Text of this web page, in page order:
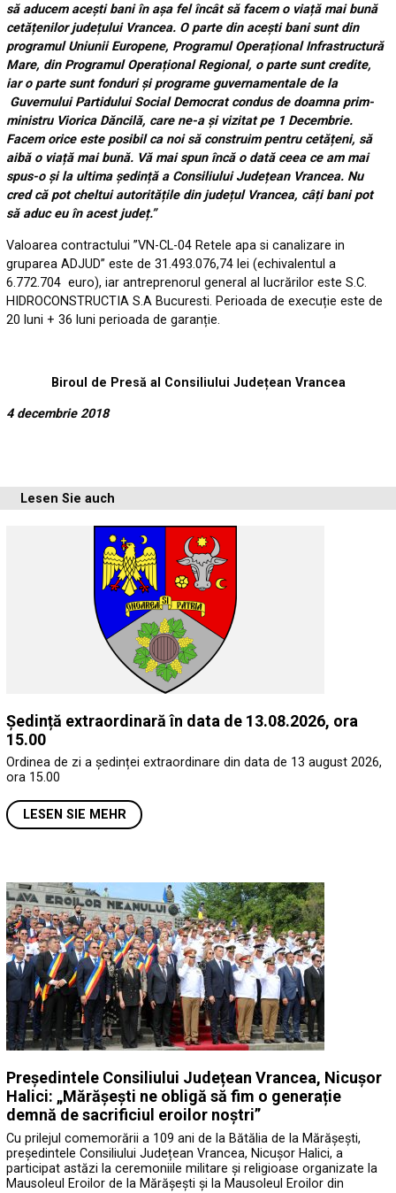
să aducem acești bani în așa fel încât să facem o viață mai bună
cetățenilor județului Vrancea. O parte din acești bani sunt din
programul Uniunii Europene, Programul Operațional Infrastructură
Mare, din Programul Operațional Regional, o parte sunt credite,
iar o parte sunt fonduri și programe guvernamentale de la
Guvernului Partidului Social Democrat condus de doamna prim-
ministru Viorica Dăncilă, care ne-a și vizitat pe 1 Decembrie.
Facem orice este posibil ca noi să construim pentru cetățeni, să
aibă o viață mai bună. Vă mai spun încă o dată ceea ce am mai
spus-o și la ultima ședință a Consiliului Județean Vrancea. Nu
cred că pot cheltui autoritățile din județul Vrancea, câți bani pot
să aduc eu în acest județ.”
Valoarea contractului ”VN-CL-04 Retele apa si canalizare in
gruparea ADJUD” este de 31.493.076,74 lei (echivalentul a
6.772.704 euro), iar antreprenorul general al lucrărilor este S.C.
HIDROCONSTRUCTIA S.A Bucuresti. Perioada de execuție este de
20 luni + 36 luni perioada de garanție.
Biroul de Presă al Consiliului Județean Vrancea
4 decembrie 2018
Lesen Sie auch
Ședință extraordinară în data de 13.08.2026, ora
15.00
Ordinea de zi a ședinței extraordinare din data de 13 august 2026,
ora 15.00
LESEN SIE MEHR
Președintele Consiliului Județean Vrancea, Nicușor
Halici: „Mărășești ne obligă să fim o generație
demnă de sacrificiul eroilor noștri”
Cu prilejul comemorării a 109 ani de la Bătălia de la Mărășești,
președintele Consiliului Județean Vrancea, Nicușor Halici, a
participat astăzi la ceremoniile militare și religioase organizate la
Mausoleul Eroilor de la Mărășești și la Mausoleul Eroilor din